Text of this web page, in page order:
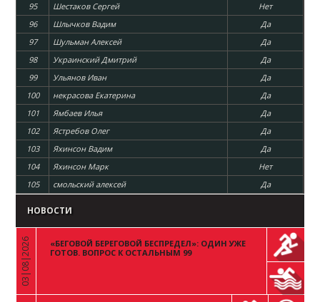
95 Шестаков Сергей
Нет
96
Шлычков Вадим
Да
97
Шульман Алексей
Да
98
Украинский Дмитрий
Да
99
Ульянов Иван
Да
100
некрасова Екатерина
Да
101
Ямбаев Илья
Да
102
Ястребов Олег
Да
103
Яхинсон Вадим
Да
104
Яхинсон Марк
Нет
105
смольский алексей Да
НОВОСТИ
«
03|08|2026
«БЕГОВОЙ БЕРЕГОВОЙ БЕСПРЕДЕЛ»: ОДИН УЖЕ
ГОТОВ. ВОПРОС К ОСТАЛЬНЫМ 99